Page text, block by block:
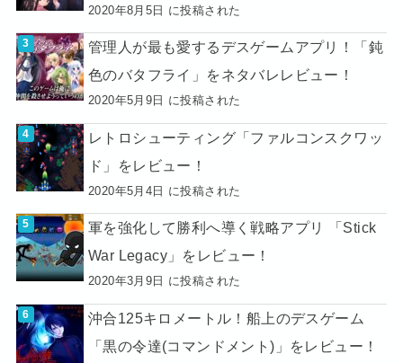
2020年8月5日 に投稿された
管理人が最も愛するデスゲームアプリ！「鈍
色のバタフライ」をネタバレレビュー！
2020年5月9日 に投稿された
レトロシューティング「ファルコンスクワッ
ド」をレビュー！
2020年5月4日 に投稿された
軍を強化して勝利へ導く戦略アプリ 「Stick
War Legacy」をレビュー！
2020年3月9日 に投稿された
沖合125キロメートル！船上のデスゲーム
「黒の令達(コマンドメント)」をレビュー！